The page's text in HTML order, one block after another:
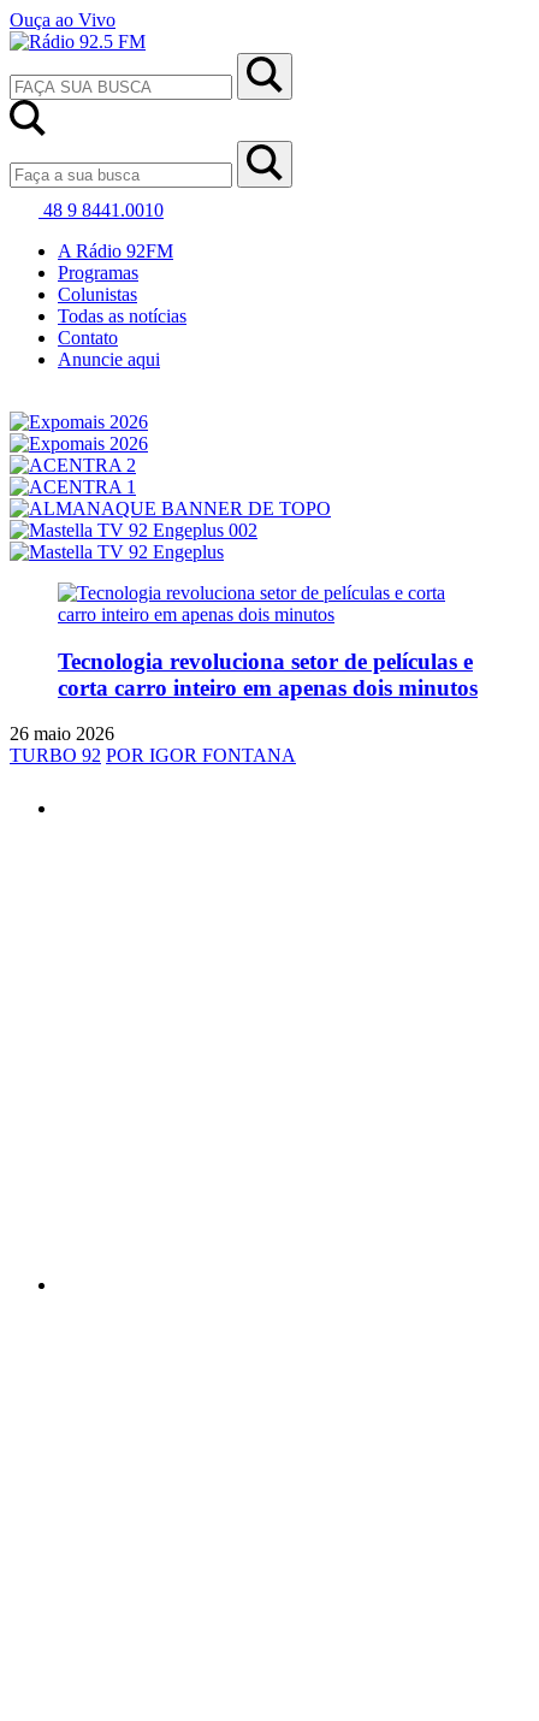
Ouça ao Vivo
48 9 8441.0010
A Rádio 92FM
Programas
Colunistas
Todas as notícias
Contato
Anuncie aqui
Tecnologia revoluciona setor de películas e
corta carro inteiro em apenas dois minutos
26 maio 2026
TURBO 92 POR IGOR FONTANA